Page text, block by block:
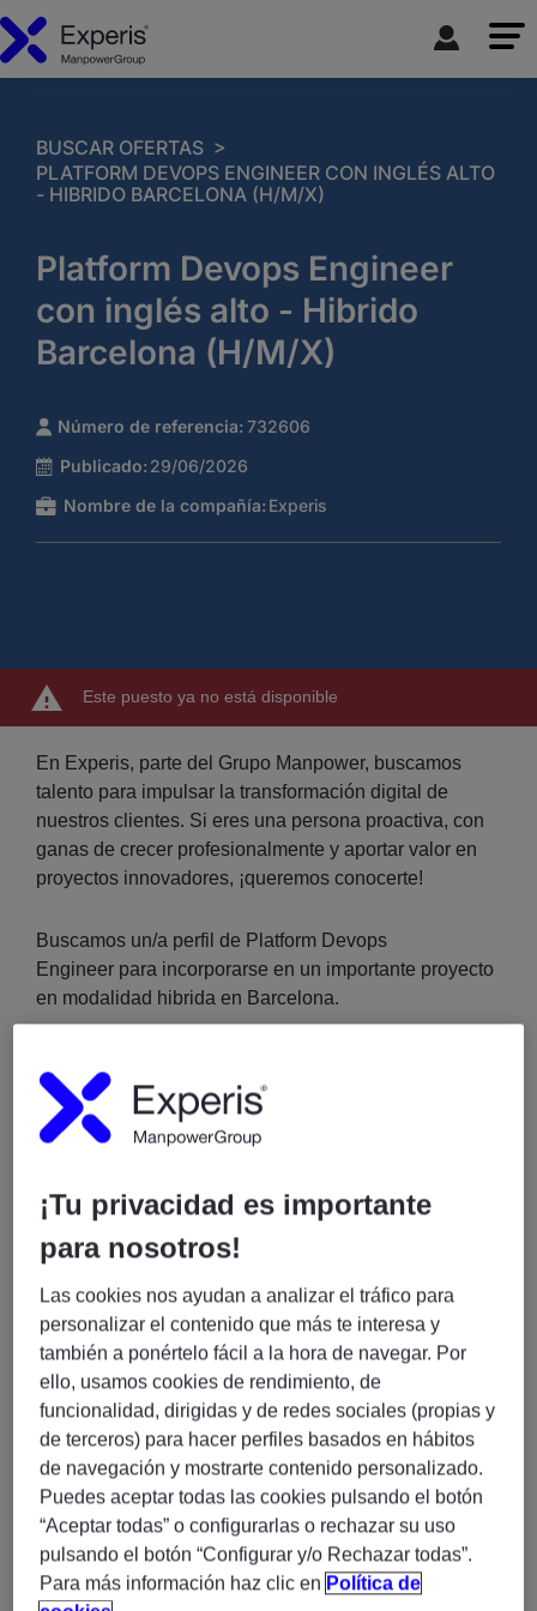
BUSCAR OFERTAS >
PLATFORM DEVOPS ENGINEER CON INGLÉS ALTO
- HIBRIDO BARCELONA (H/M/X)
Platform Devops Engineer
con inglés alto - Hibrido
Barcelona (H/M/X)
Número de referencia: 732606
Publicado: 29/06/2026
Nombre de la compañía: Experis
Este puesto ya no está disponible
En Experis, parte del Grupo Manpower, buscamos
talento para impulsar la transformación digital de
nuestros clientes. Si eres una persona proactiva, con
ganas de crecer profesionalmente y aportar valor en
proyectos innovadores, ¡queremos conocerte!
Buscamos un/a perfil de Platform Devops
Engineer para incorporarse en un importante proyecto
en modalidad hibrida en Barcelona.
Funciones
Gestión y resolución de incidencias mediante
ServiceNow.
Monitorización de sistemas con
Dynatrace
creación de dashboards y alertas.
Administración y mantenimiento básico de
entornosKubernetes .
Despliegue y gestión de aplicaciones
contenerizadas utilizandoKubectly Helm.
Análisis de causa raíz y colaboración con
equipos internacionales para la resolución de
¡Tu privacidad es importante
para nosotros!
Las cookies nos ayudan a analizar el tráfico para
personalizar el contenido que más te interesa y
también a ponértelo fácil a la hora de navegar. Por
ello, usamos cookies de rendimiento, de
funcionalidad, dirigidas y de redes sociales (propias y
de terceros) para hacer perfiles basados en hábitos
de navegación y mostrarte contenido personalizado.
Puedes aceptar todas las cookies pulsando el botón
“Aceptar todas” o configurarlas o rechazar su uso
pulsando el botón “Configurar y/o Rechazar todas”.
Para más información haz clic en Política de